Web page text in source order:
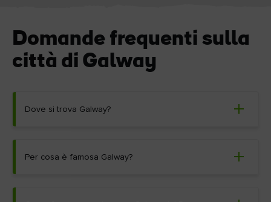
Domande frequenti sulla
città di Galway
Dove si trova Galway?
Per cosa è famosa Galway?